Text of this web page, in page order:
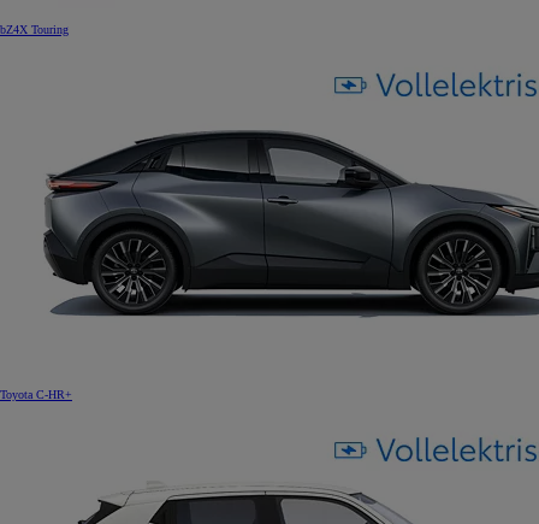
bZ4X Touring
Toyota C-HR+